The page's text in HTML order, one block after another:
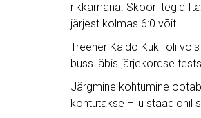
rikkamana. Skoori tegid
järjest kolmas 6:0 võit.
Treener Kaido Kukli oli
buss läbis järjekordse
Järgmine kohtumine
kohtutakse Hiiu staadionil